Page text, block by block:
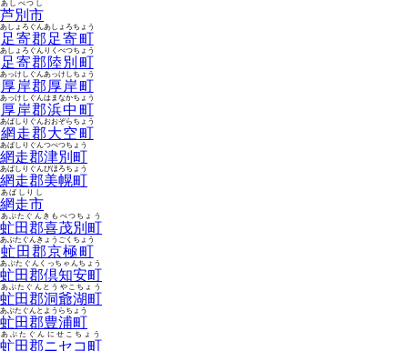
芦別市
あしべつし
足寄郡足寄町
あしょろぐんあしょろちょう
足寄郡陸別町
あしょろぐんりくべつちょう
厚岸郡厚岸町
あっけしぐんあっけしちょう
厚岸郡浜中町
あっけしぐんはまなかちょう
網走郡大空町
あばしりぐんおおぞらちょう
網走郡津別町
あばしりぐんつべつちょう
網走郡美幌町
あばしりぐんびほろちょう
網走市
あばしりし
虻田郡喜茂別町
あぶたぐんきもべつちょう
虻田郡京極町
あぶたぐんきょうごくちょう
虻田郡倶知安町
あぶたぐんくっちゃんちょう
虻田郡洞爺湖町
あぶたぐんとうやこちょう
虻田郡豊浦町
あぶたぐんとようらちょう
虻田郡ニセコ町
あぶたぐんにせこちょう